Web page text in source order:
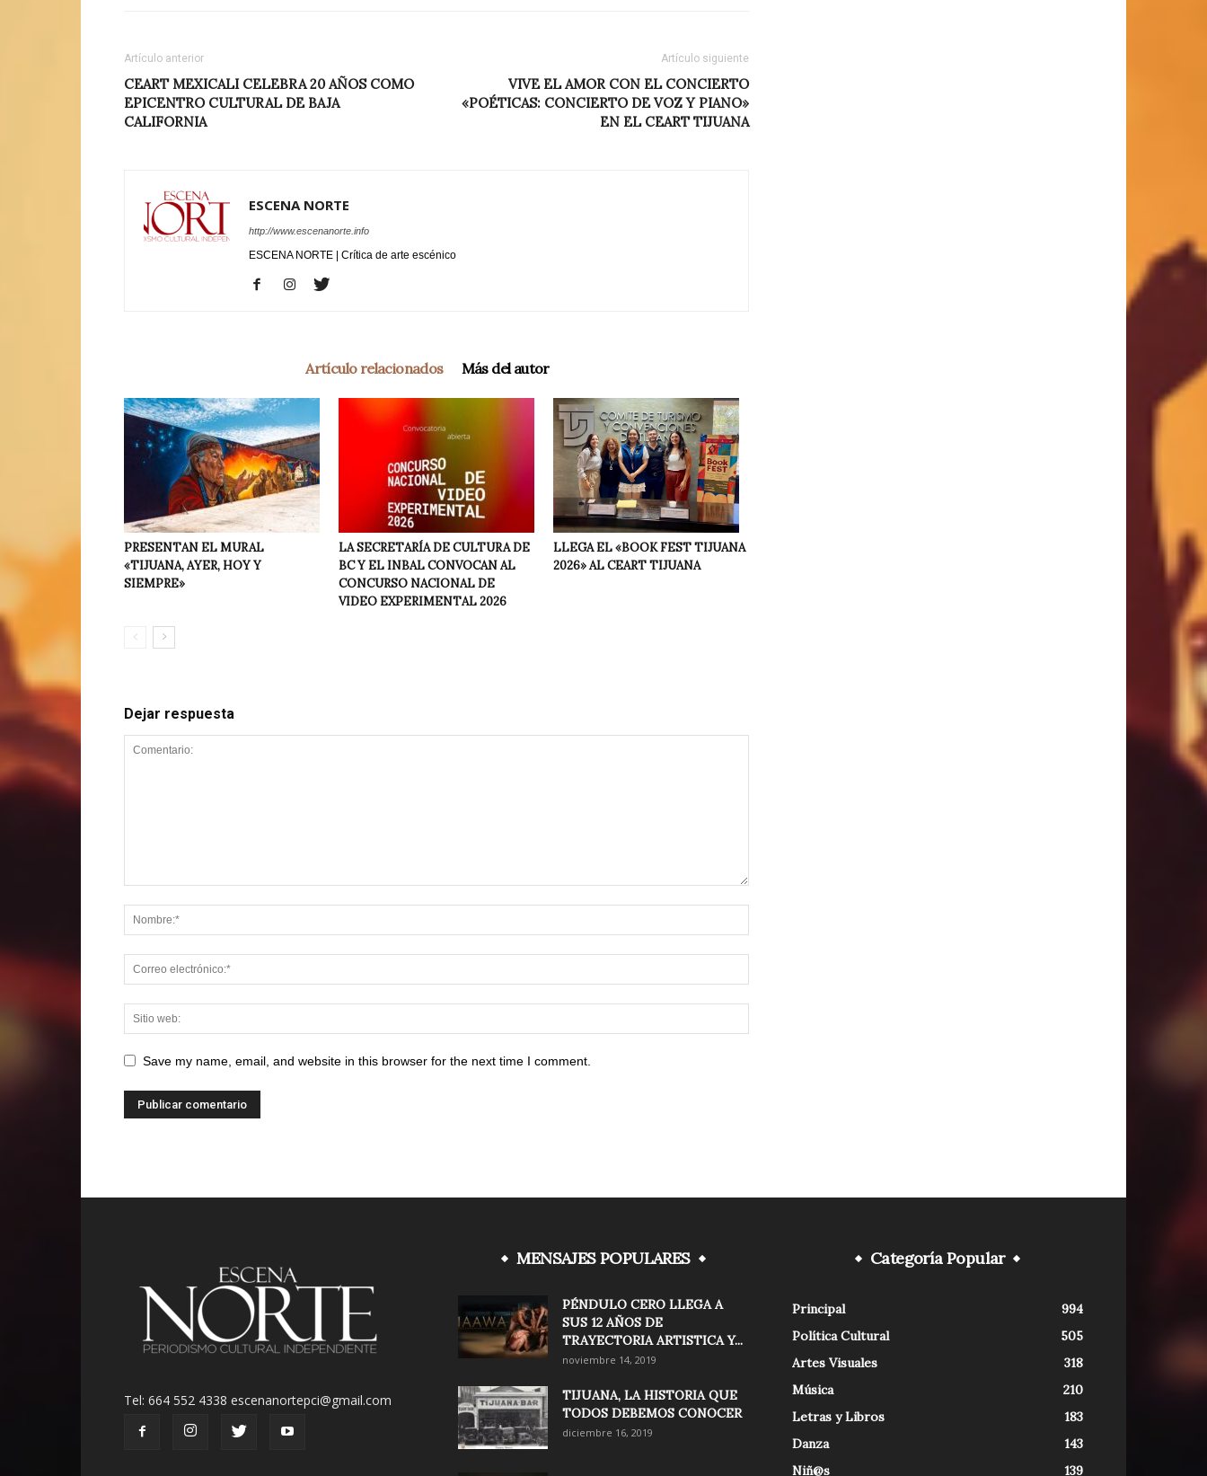
Artículo anterior
CEART MEXICALI CELEBRA 20 AÑOS COMO
EPICENTRO CULTURAL DE BAJA
CALIFORNIA
Artículo siguiente
VIVE EL AMOR CON EL CONCIERTO
«POÉTICAS: CONCIERTO DE VOZ Y PIANO»
EN EL CEART TIJUANA
ESCENA NORTE
http://www.escenanorte.info
ESCENA NORTE | Crítica de arte escénico
Artículo relacionados Más del autor
PRESENTAN EL MURAL
«TIJUANA, AYER, HOY Y
SIEMPRE»
LA SECRETARÍA DE CULTURA DE
BC Y EL INBAL CONVOCAN AL
CONCURSO NACIONAL DE
VIDEO EXPERIMENTAL 2026
LLEGA EL «BOOK FEST TIJUANA
2026» AL CEART TIJUANA
Dejar respuesta
Save my name, email, and website in this browser for the next time I comment.
Tel: 664 552 4338 escenanortepci@gmail.com
MENSAJES POPULARES
PÉNDULO CERO LLEGA A
SUS 12 AÑOS DE
TRAYECTORIA ARTISTICA Y...
noviembre 14, 2019
TIJUANA, LA HISTORIA QUE
TODOS DEBEMOS CONOCER
diciembre 16, 2019
Categoría Popular
Principal
994
Política Cultural
505
Artes Visuales
318
Música
210
Letras y Libros
183
Danza
143
Niñ@s
139